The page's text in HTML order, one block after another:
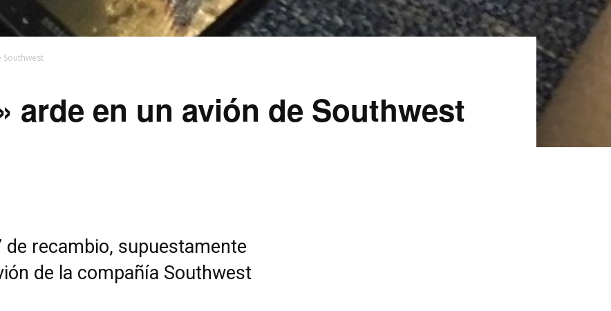
Southwest
arde en un avión de Southwest
de recambio, supuestamente
de la compañía Southwest